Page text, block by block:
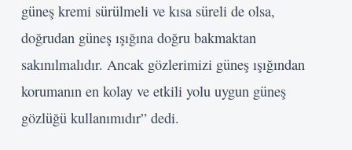
güneş kremi sürülmeli ve kısa süreli de olsa,
doğrudan güneş ışığına doğru bakmaktan
sakınılmalıdır. Ancak gözlerimizi güneş ışığından
korumanın en kolay ve etkili yolu uygun güneş
gözlüğü kullanımıdır” dedi.